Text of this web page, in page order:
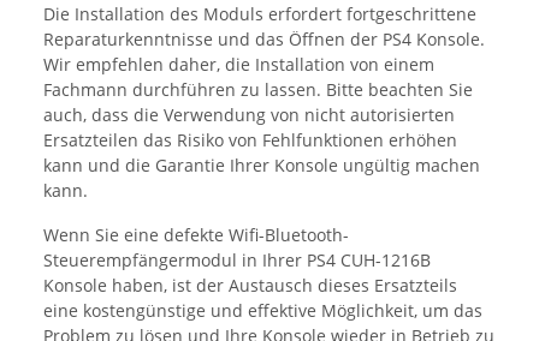
Die Installation des Moduls erfordert fortgeschrittene
Reparaturkenntnisse und das Öffnen der PS4 Konsole.
Wir empfehlen daher, die Installation von einem
Fachmann durchführen zu lassen. Bitte beachten Sie
auch, dass die Verwendung von nicht autorisierten
Ersatzteilen das Risiko von Fehlfunktionen erhöhen
kann und die Garantie Ihrer Konsole ungültig machen
kann.
Wenn Sie eine defekte Wifi-Bluetooth-
Steuerempfängermodul in Ihrer PS4 CUH-1216B
Konsole haben, ist der Austausch dieses Ersatzteils
eine kostengünstige und effektive Möglichkeit, um das
Problem zu lösen und Ihre Konsole wieder in Betrieb zu